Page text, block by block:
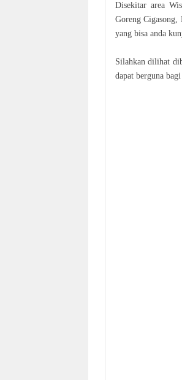
Disekitar area
Goreng Cigasong,
yang bisa anda
Silahkan dilihat
dapat berguna